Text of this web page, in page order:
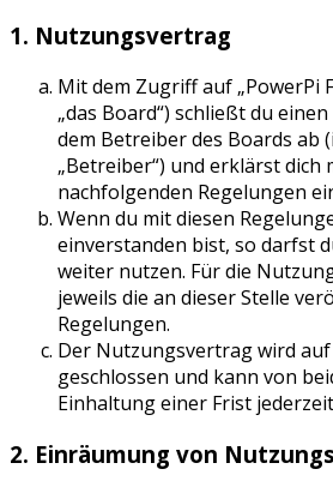
1. Nutzungsvertrag
Mit dem Zugriff auf „PowerPi
„das Board“) schließt du
dem Betreiber des Boards ab
„Betreiber“) und erklärst dich
nachfolgenden Regelungen
Wenn du mit diesen
einverstanden bist, so darfst
weiter nutzen. Für die
jeweils die an dieser Stelle
Regelungen.
Der Nutzungsvertrag wird
geschlossen und kann von
Einhaltung einer Frist
2. Einräumung von